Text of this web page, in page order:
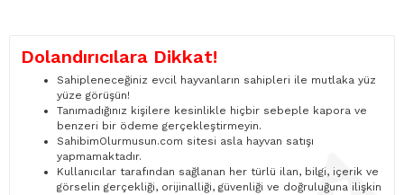
Dolandırıcılara Dikkat!
Sahipleneceğiniz evcil hayvanların sahipleri ile mutlaka yüz
yüze görüşün!
Tanımadığınız kişilere kesinlikle hiçbir sebeple kapora ve
benzeri bir ödeme gerçekleştirmeyin.
SahibimOlurmusun.com sitesi asla hayvan satışı
yapmamaktadır.
Kullanıcılar tarafından sağlanan her türlü ilan, bilgi, içerik ve
görselin gerçekliği, orijinalliği, güvenliği ve doğruluğuna ilişkin